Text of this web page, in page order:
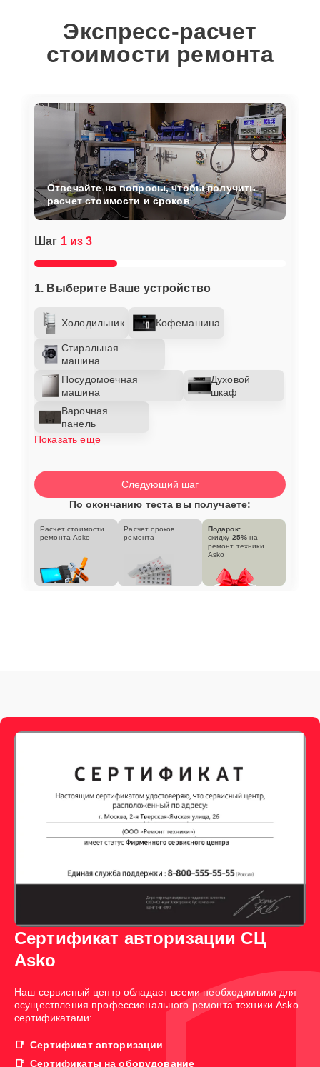
Экспресс-расчет
стоимости ремонта
Шаг 1 из 3
1. Выберите Ваше устройство
Холодильник Кофемашина
Стиральная
машина
Посудомоечная
машина
Духовой
шкаф
Варочная
панель
Показать еще
Отвечайте на вопросы, чтобы получить
расчет стоимости и сроков
Следующий шаг
По окончанию теста вы получаете:
Расчет стоимости
ремонта Asko
Расчет сроков
ремонта
Подарок:
скидку 25% на
ремонт техники
Asko
Сертификат авторизации СЦ
Asko
Наш сервисный центр обладает всеми необходимыми для
осуществления профессионального ремонта техники Asko
сертификатами:
Сертификат авторизации
Сертификаты на оборудование